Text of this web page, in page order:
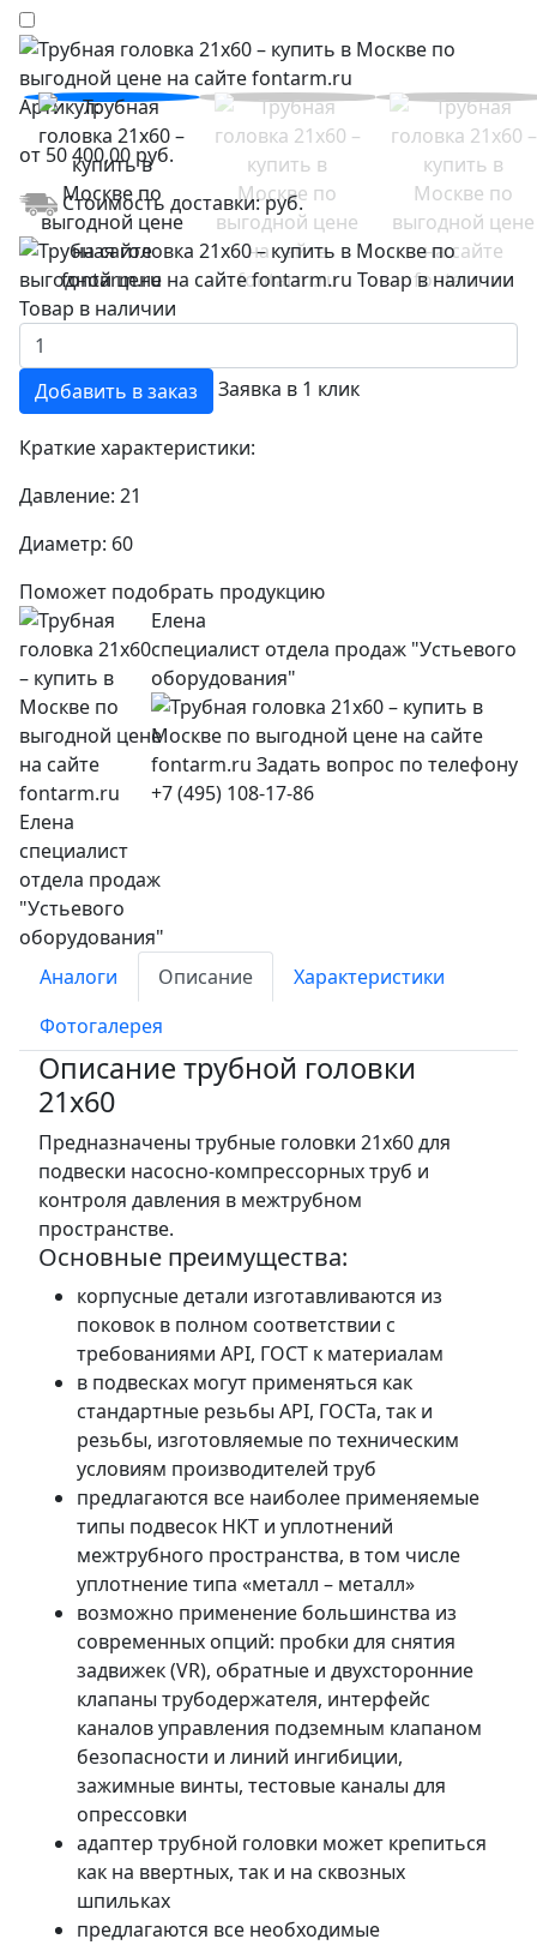
Артикул:
от 50 400,00 руб.
Стоимость доставки:руб.
Товар в наличии
Добавить в заказ Заявка в 1 клик
Краткие характеристики:
Давление: 21
Диаметр: 60
Поможет подобрать продукцию
Елена
специалист отдела продаж "Устьевого
оборудования"
+7 (495) 108-17-86
Аналоги Описание
Характеристики
Фотогалерея
Описание трубной головки
21x60
Предназначены трубные головки 21x60 для
подвески насосно-компрессорных труб и
контроля давления в межтрубном
пространстве.
Основные преимущества:
корпусные детали изготавливаются из
поковок в полном соответствии с
требованиями API, ГОСТ к материалам
в подвесках могут применяться как
стандартные резьбы API, ГОСТа, так и
резьбы, изготовляемые по техническим
условиям производителей труб
предлагаются все наиболее применяемые
типы подвесок НКТ и уплотнений
межтрубного пространства, в том числе
уплотнение типа «металл – металл»
возможно применение большинства из
современных опций: пробки для снятия
задвижек (VR), обратные и двухсторонние
клапаны трубодержателя, интерфейс
каналов управления подземным клапаном
безопасности и линий ингибиции,
зажимные винты, тестовые каналы для
опрессовки
адаптер трубной головки может крепиться
как на ввертных, так и на сквозных
шпильках
предлагаются все необходимые